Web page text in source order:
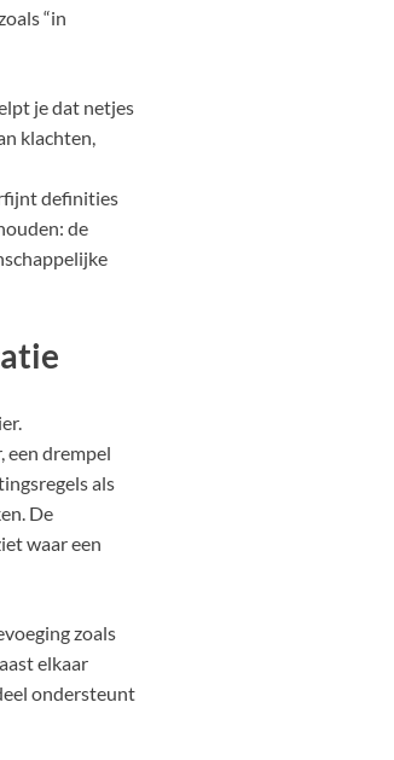
“in
je dat netjes
klachten,
definities
de
een drempel
als
De
waar een
zoals
elkaar
ondersteunt